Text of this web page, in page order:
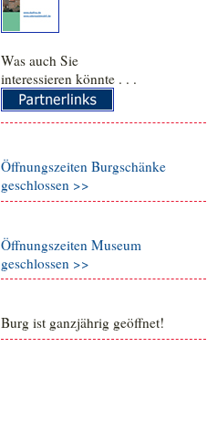
Was auch Sie
interessieren könnte . . .
Öffnungszeiten Burgschänke
geschlossen >>
Öffnungszeiten Museum
geschlossen >>
Burg ist ganzjährig geöffnet!